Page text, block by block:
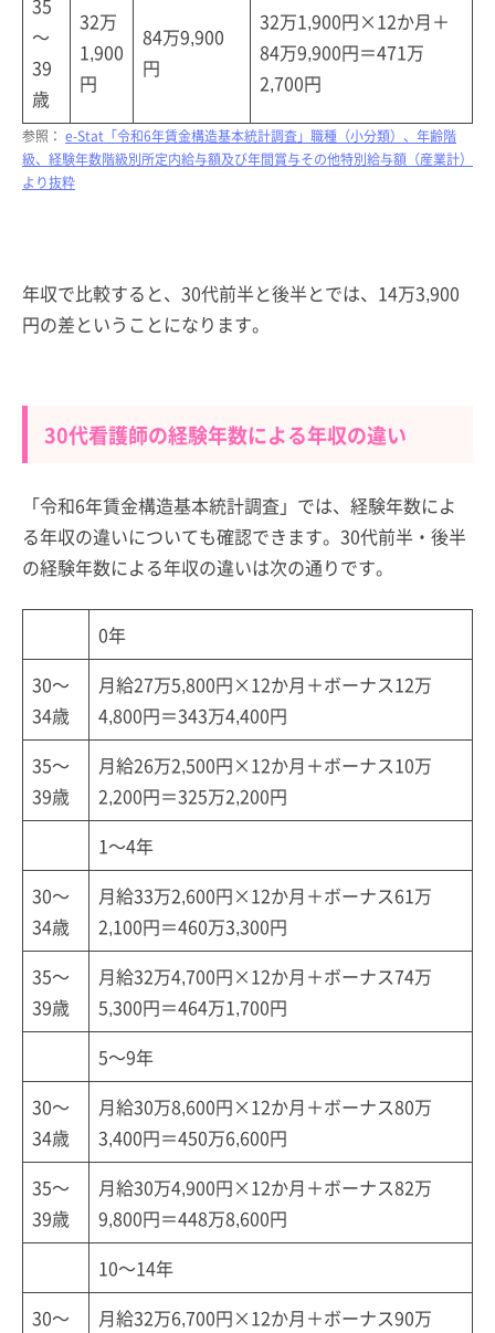
～
39
歳
32万
1,900
円
84万9,900
円
32万1,900円×12か月＋
84万9,900円＝471万
2,700円
参照： e-Stat「令和6年賃金構造基本統計調査」職種（小分類）、年齢階
級、経験年数階級別所定内給与額及び年間賞与その他特別給与額（産業計）
より抜粋
年収で比較すると、30代前半と後半とでは、14万3,900
円の差ということになります。
30代看護師の経験年数による年収の違い
「令和6年賃金構造基本統計調査」では、経験年数によ
る年収の違いについても確認できます。30代前半・後半
の経験年数による年収の違いは次の通りです。
0年
30～
34歳
月給27万5,800円×12か月＋ボーナス12万
4,800円＝343万4,400円
35～
39歳
月給26万2,500円×12か月＋ボーナス10万
2,200円＝325万2,200円
1～4年
30～
34歳
月給33万2,600円×12か月＋ボーナス61万
2,100円＝460万3,300円
35～
39歳
月給32万4,700円×12か月＋ボーナス74万
5,300円＝464万1,700円
5～9年
30～
34歳
月給30万8,600円×12か月＋ボーナス80万
3,400円＝450万6,600円
35～
39歳
月給30万4,900円×12か月＋ボーナス82万
9,800円＝448万8,600円
10～14年
30～
月給32万6,700円×12か月＋ボーナス90万